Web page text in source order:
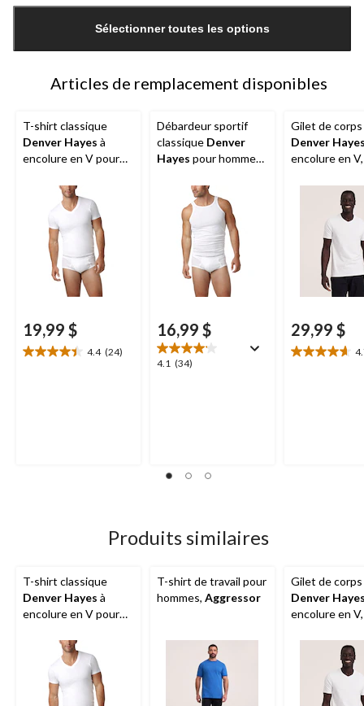
jour
Sélectionner toutes les options
Articles de remplacement disponibles
T-shirt classique
Denver Hayes à
encolure en V pour
19,99 $
4.4 (24)
4.4
Débardeur sportif
classique Denver
Hayes pour hommes,
16,99 $
4.1 (34)
4.1
Gilet de corps
Denver
encolure en
29,99 $
4.7
Produits similaires
T-shirt classique
Denver Hayes à
encolure en V pour
T-shirt de travail pour
hommes, Aggressor
Gilet de corps
Denver
encolure en